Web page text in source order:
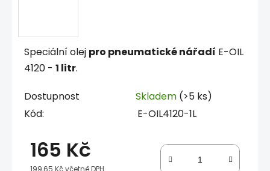
Speciální olej pro pneumatické nářadí E-OIL
4120 - 1 litr.
Dostupnost Skladem (>5 ks)
Kód:
E-OIL4120-1L
165 Kč
199,65 Kč včetně DPH